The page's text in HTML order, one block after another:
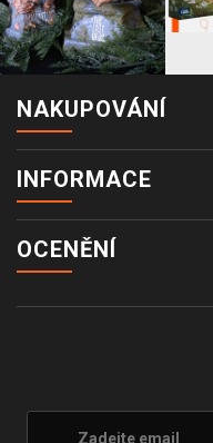
NAKUPOVÁNÍ
INFORMACE
OCENĚNÍ